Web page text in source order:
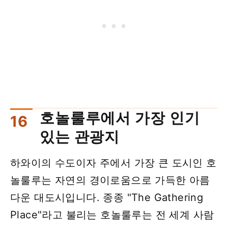
호놀룰루에서 가장 인기
있는 관광지
하와이의 수도이자 주에서 가장 큰 도시인 호
놀룰루는 자연의 경이로움으로 가득한 아름
다운 대도시입니다. 종종 "The Gathering
Place"라고 불리는 호놀룰루는 전 세계 사람